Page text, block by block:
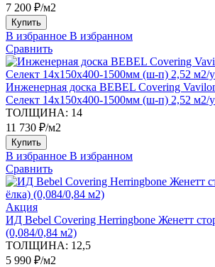
7 200 ₽/м2
Купить
В избранное В избранном
Сравнить
Инженерная доска BEBEL Covering
Селект 14х150х400-1500мм (ш-п) 2,52 м2/
ТОЛЩИНА: 14
11 730 ₽/м2
Купить
В избранное В избранном
Сравнить
Акция
ИД Bebel Covering Herringbone Женетт
(0,084/0,84 м2)
ТОЛЩИНА: 12,5
5 990 ₽/м2